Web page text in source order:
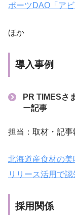
ポーツDAO「ア
ほか
導入事例
PR TIMESさ
ー記事
担当：取材・記事
北海道産食材の
リリース活用で
採用関係